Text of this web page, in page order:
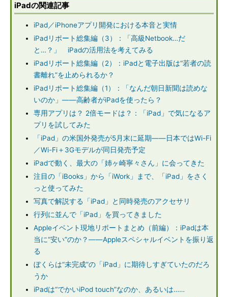
iPadの関連記事
iPad／iPhoneアプリ開発における本音と実情
iPadリポート総集編（3）：「高級Netbook…だ
と…？」 iPadの活用法を考えてみる
iPadリポート総集編（2）：iPadと電子出版は“若者の読
書離れ”を止められるか？
iPadリポート総集編（1）：「なんだ朝日新聞は読めな
いのか」――高齢者がiPadを使ったら？
専用アプリは？ 2倍モードは？：「iPad」で気になるア
プリを試してみた
「iPad」の米国外発売が5月末に延期――日本ではWi-Fi
／Wi-Fi＋3Gモデルが同日発売予定
iPadで動く、最大の「姉ヶ崎寧々さん」に会ってきた
注目の「iBooks」から「iWork」まで、「iPad」をさく
っと使ってみた
写真で解説する「iPad」と同時発売のアクセサリ
行列に並んで「iPad」を買ってきました
Appleイベント現地リポートまとめ（前編）：iPadは本
当に“安い”のか？――Appleスペシャルイベントを振り返
る
ぼくらは“未完成”の「iPad」に期待しすぎていたのだろ
うか
iPadは“でかいiPod touch”なのか、あるいは……